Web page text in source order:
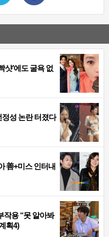
샷’에도 굴욕 없
성 논란 터졌다
善+미스 인터내
작용 “못 알아봐
획4)